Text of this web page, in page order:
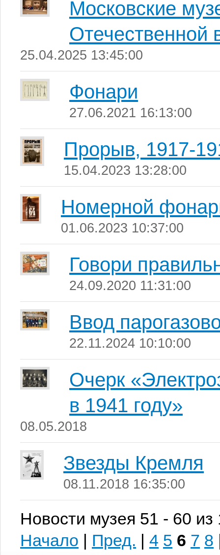
Московские
Отечественной
25.04.2025 13:45:00
Фонари
27.06.2021 16:13:00
Прорыв, 1917-
15.04.2023 13:28:00
Номерной
01.06.2023 10:37:00
Говори
24.09.2020 11:31:00
Ввод
22.11.2024 10:10:00
Очерк
в 1941 году»
08.05.2018
Звезды Кремля
08.11.2018 16:35:00
Новости музея 51 - 60 из
Начало | Пред. | 4 5 6 7 8